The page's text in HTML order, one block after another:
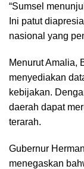
“Sumsel
Ini patut
nasional yang
Menurut Amalia,
menyediakan
kebijakan.
daerah dapat
terarah.
Gubernur
menegaskan